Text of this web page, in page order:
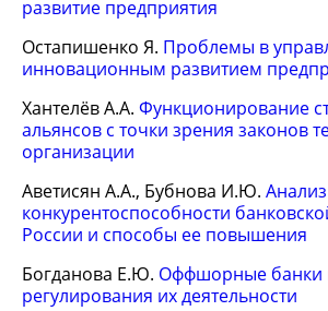
развитие предприятия
Остапишенко Я. Проблемы в
инновационным развитием
Хантелёв А.А. Функционирование
альянсов с точки зрения законов
организации
Аветисян А.А., Бубнова И.Ю. Анализ
конкурентоспособности
России и способы ее повышения
Богданова Е.Ю. Оффшорные банки
регулирования их деятельности